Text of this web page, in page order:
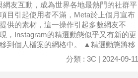
友互動，成為世界各地最熱門的社群平
目引起使用者不滿，Meta於上個月宣布
供的素材，這一操作引起多數網友不
，Instagram的精選動態似乎又有新的更
到個人檔案的網格中。 ▲精選動態將移
分類 : 3C | 2024-09-11